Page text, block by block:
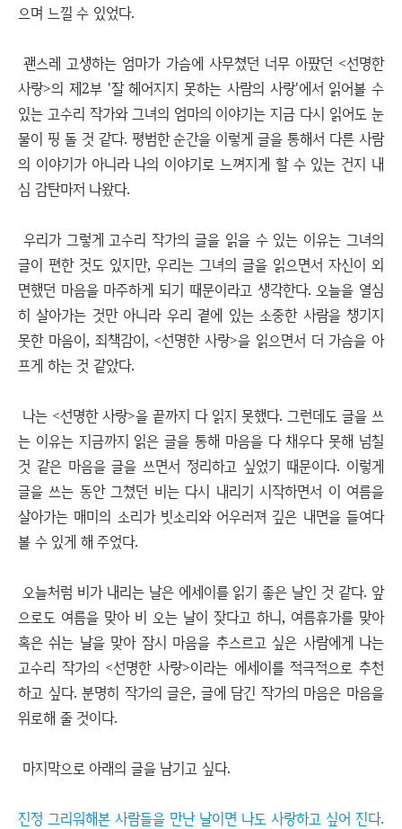
으며 느낄 수 있었다.
괜스레 고생하는 엄마가 가슴에 사무쳤던 너무 아팠던 <선명한
사랑>의 제2부 '잘 헤어지지 못하는 사람의 사랑'에서 읽어볼 수
있는 고수리 작가와 그녀의 엄마의 이야기는 지금 다시 읽어도 눈
물이 핑 돌 것 같다. 평범한 순간을 이렇게 글을 통해서 다른 사람
의 이야기가 아니라 나의 이야기로 느껴지게 할 수 있는 건지 내
심 감탄마저 나왔다.
우리가 그렇게 고수리 작가의 글을 읽을 수 있는 이유는 그녀의
글이 편한 것도 있지만, 우리는 그녀의 글을 읽으면서 자신이 외
면했던 마음을 마주하게 되기 때문이라고 생각한다. 오늘을 열심
히 살아가는 것만 아니라 우리 곁에 있는 소중한 사람을 챙기지
못한 마음이, 죄책감이, <선명한 사랑>을 읽으면서 더 가슴을 아
프게 하는 것 같았다.
나는 <선명한 사랑>을 끝까지 다 읽지 못했다. 그런데도 글을 쓰
는 이유는 지금까지 읽은 글을 통해 마음을 다 채우다 못해 넘칠
것 같은 마음을 글을 쓰면서 정리하고 싶었기 때문이다. 이렇게
글을 쓰는 동안 그쳤던 비는 다시 내리기 시작하면서 이 여름을
살아가는 매미의 소리가 빗소리와 어우러져 깊은 내면을 들여다
볼 수 있게 해 주었다.
오늘처럼 비가 내리는 날은 에세이를 읽기 좋은 날인 것 같다. 앞
으로도 여름을 맞아 비 오는 날이 잦다고 하니, 여름휴가를 맞아
혹은 쉬는 날을 맞아 잠시 마음을 추스르고 싶은 사람에게 나는
고수리 작가의 <선명한 사랑>이라는 에세이를 적극적으로 추천
하고 싶다. 분명히 작가의 글은, 글에 담긴 작가의 마음은 마음을
위로해 줄 것이다.
마지막으로 아래의 글을 남기고 싶다.
진정 그리워해본 사람들을 만난 날이면 나도 사랑하고 싶어 진다.